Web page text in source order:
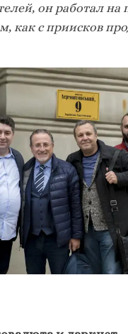
он работал на
как с приисков